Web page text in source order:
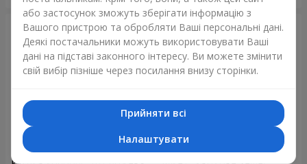
або застосунок зможуть зберігати інформацію з
Вашого пристрою та обробляти Ваші персональні дані.
Деякі постачальники можуть використовувати Ваші
дані на підставі законного інтересу. Ви можете змінити
свій вибір пізніше через посилання внизу сторінки.
Прийняти всі
Налаштувати